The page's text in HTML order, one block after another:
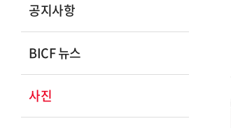
공지사항
BICF 뉴스
사진